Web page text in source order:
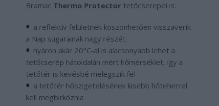
Bramac Thermo Protector tetőcserepei is:
a reflektív felületnek köszönhetően visszaverik
a Nap sugarainak nagy részét
nyáron akár 20°C-al is alacsonyabb lehet a
tetőcserép hátoldalán mért hőmérséklet, így a
tetőtér is kevésbé melegszik fel
a tetőtér hőszigetelésének kisebb hőteherrel
kell megbirkóznia